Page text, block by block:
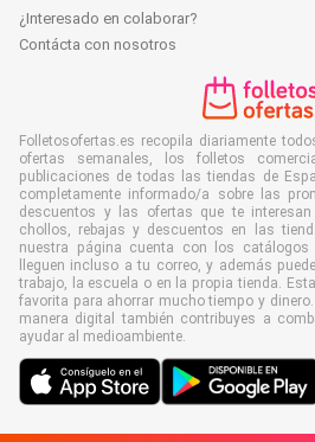
¿Interesado en colaborar?
Contácta con nosotros
Folletosofertas.es recopila diariamente
ofertas semanales, los folletos
publicaciones de todas las tiendas de
completamente informado/a sobre las
descuentos y las ofertas que te
chollos, rebajas y descuentos en las
nuestra página cuenta con los
lleguen incluso a tu correo, y además
trabajo, la escuela o en la propia tienda.
favorita para ahorrar mucho tiempo y
manera digital también contribuyes a
ayudar al medioambiente.